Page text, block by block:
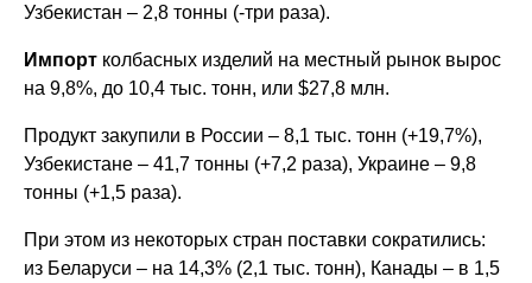
Узбекистан – 2,8 тонны (-три раза).
Импорт колбасных изделий на местный рынок вырос
на 9,8%, до 10,4 тыс. тонн, или $27,8 млн.
Продукт закупили в России – 8,1 тыс. тонн (+19,7%),
Узбекистане – 41,7 тонны (+7,2 раза), Украине – 9,8
тонны (+1,5 раза).
При этом из некоторых стран поставки сократились:
из Беларуси – на 14,3% (2,1 тыс. тонн), Канады – в 1,5